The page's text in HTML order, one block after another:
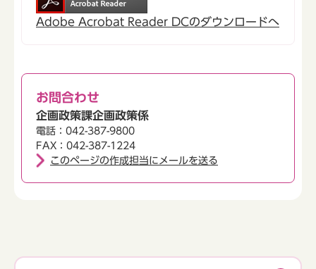
Adobe Acrobat Reader DCのダウンロードへ
お問合わせ
企画政策課企画政策係
電話：042-387-9800
FAX：042-387-1224
このページの作成担当にメールを送る